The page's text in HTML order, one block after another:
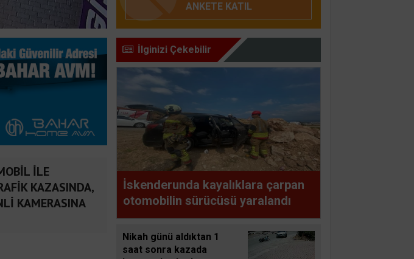
İLE
KAZASINDA,
KAMERASINA
ANKETE KATIL
İlginizi Çekebilir
İskenderunda kayalıklara çarpan
otomobilin sürücüsü yaralandı
Nikah günü aldıktan 1
saat sonra kazada